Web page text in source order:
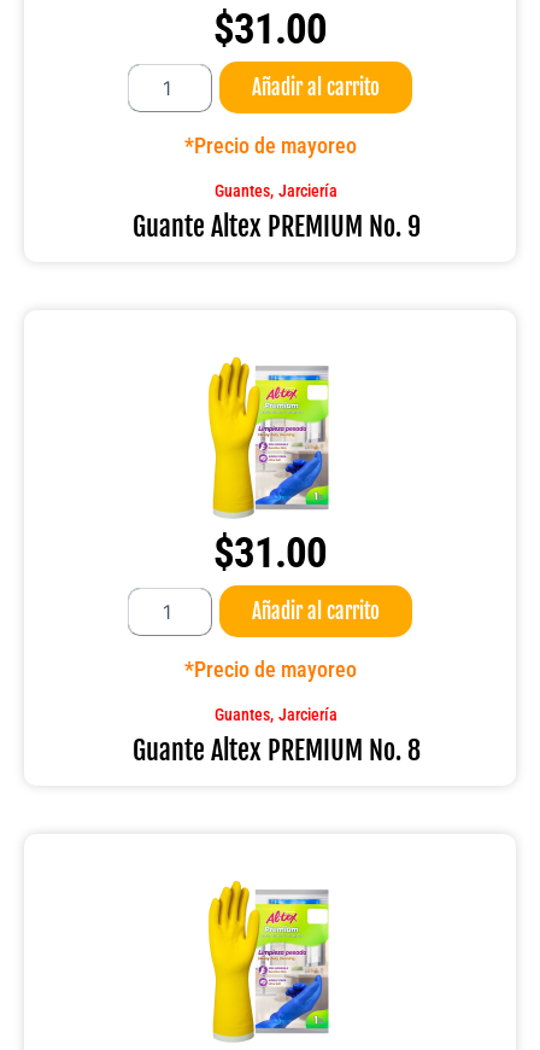
$31.00
Guante
PREMIUM
Añadir al carrito
*Precio de mayoreo
Guantes, Jarciería
Guante Altex PREMIUM No. 9
$31.00
Guante
PREMIUM
Añadir al carrito
*Precio de mayoreo
Guantes, Jarciería
Guante Altex PREMIUM No. 8